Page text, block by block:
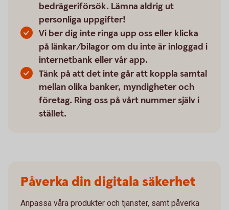
bedrägeriförsök. Lämna aldrig ut
personliga uppgifter!
Vi ber dig inte ringa upp oss eller klicka
på länkar/bilagor om du inte är inloggad i
internetbank eller vår app.
Tänk på att det inte går att koppla samtal
mellan olika banker, myndigheter och
företag. Ring oss på vårt nummer själv i
stället.
Påverka din digitala säkerhet
Anpassa våra produkter och tjänster, samt påverka